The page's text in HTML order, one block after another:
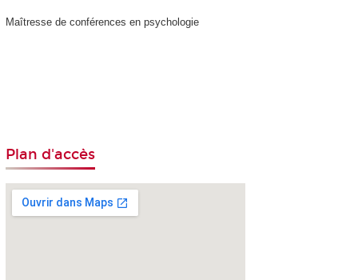
Maîtresse de conférences en psychologie
Plan d'accès